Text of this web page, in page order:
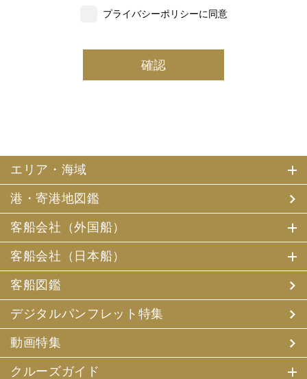
いただいた個人情報の一部を個人データとして保有
(3) 当社は、当社で就業する社員及び社員の扶養親族、及
び当社が支払調書等を作成する継続的契約関係のある個人
います。）は、お客様がご旅行の申込みの際にお申出いた
だいた個人情報についてお客様との連絡のために利用させ
ていただくほか、お客様がお申込みいただいた旅行におい
て運送・宿泊機関等（主要な運送・宿泊機関等について契
約書面に記載されています）の提供する旅行サービスの手
配及びそれらのサービスの受領のための手続、また旅行代
きます。
その他、当社は、
(1) 当社及び当社の提携する企業の商品やサービス、キャ
ンペーンのご案内
(2) 旅行参加後のご意見やご感想の提供のお願い
(3) アンケートのお願い
(4) 特典サービスの提供
(5) 統計資料の作成
にお客様の個人情報を利用させていただくことがありま
す。
プライバシーポリシーに同意
エリア・海域
港・寄港地図鑑
客船会社（外国船）
客船会社（日本船）
客船図鑑
デジタルパンフレット特集
動画特集
クルーズガイド